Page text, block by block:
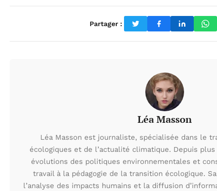
Partager :
Léa Masson
Léa Masson est journaliste, spécialisée dans le
écologiques et de l’actualité climatique. Depuis
évolutions des politiques environnementales et
travail à la pédagogie de la transition écologique.
l’analyse des impacts humains et la diffusion